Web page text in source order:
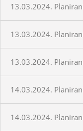
13.03.2024.
13.03.2024.
13.03.2024.
14.03.2024.
14.03.2024.